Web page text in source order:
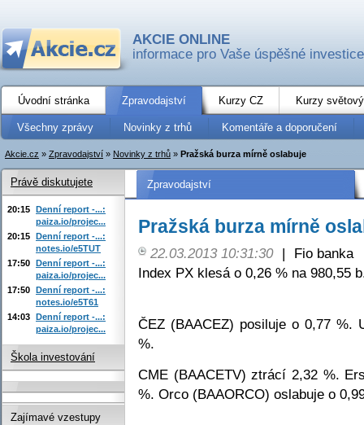
AKCIE ONLINE
informace pro Vaše úspěšné investice
Úvodní stránka Zpravodajství Kurzy CZ Kurzy
Všechny zprávy Novinky z trhů Komentáře a doporučení
Akcie.cz » Zpravodajství » Novinky z trhů » Pražská burza mírně oslabuje
Zpravodajství
Pražská burza mírně
22.03.2013 10:31:30 |
Fio banka
Index PX klesá o 0,26 % na 980,55
ČEZ (BAACEZ) posiluje o 0,77 %.
%.
CME (BAACETV) ztrácí 2,32 %.
%. Orco (BAAORCO) oslabuje o
Právě diskutujete
20:15 Denní report -...:
paiza.io/projec...
20:15 Denní report -...:
notes.io/e5TUT
17:50 Denní report -...:
paiza.io/projec...
17:50 Denní report -...:
notes.io/e5T61
14:03 Denní report -...:
paiza.io/projec...
Škola investování
Zajímavé vzestupy